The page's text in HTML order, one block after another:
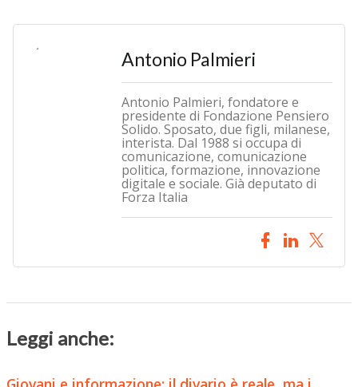
Antonio Palmieri
Antonio Palmieri, fondatore e
presidente di Fondazione Pensiero
Solido. Sposato, due figli, milanese,
interista. Dal 1988 si occupa di
comunicazione, comunicazione
politica, formazione, innovazione
digitale e sociale. Già deputato di
Forza Italia
Leggi anche: